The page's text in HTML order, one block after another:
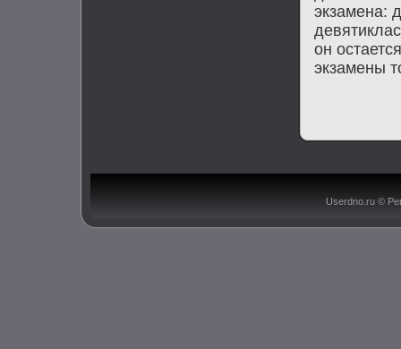
экзамена:
он
экзамены
Userdno.ru ©